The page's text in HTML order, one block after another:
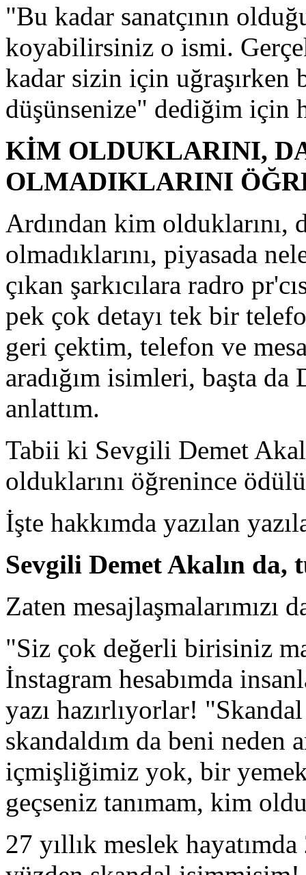
"Bu kadar sanatçının
koyabilirsiniz o ismi.
kadar sizin için uğraşırken
düşünsenize" dediğim için
KİM OLDUKLARINI,
OLMADIKLARINI
Ardından kim olduklarını,
olmadıklarını, piyasada
çıkan şarkıcılara radro
pek çok detayı tek bir
geri çektim, telefon ve
aradığım isimleri, başta da
anlattım.
Tabii ki Sevgili Demet
olduklarını öğrenince
İşte hakkımda yazılan
Sevgili Demet Akalın
Zaten mesajlaşmalarımızı
"Siz çok değerli birisiniz
İnstagram hesabımda
yazı hazırlıyorlar!
skandaldım da beni neden
içmişliğimiz yok, bir
geçseniz tanımam, kim
27 yıllık meslek